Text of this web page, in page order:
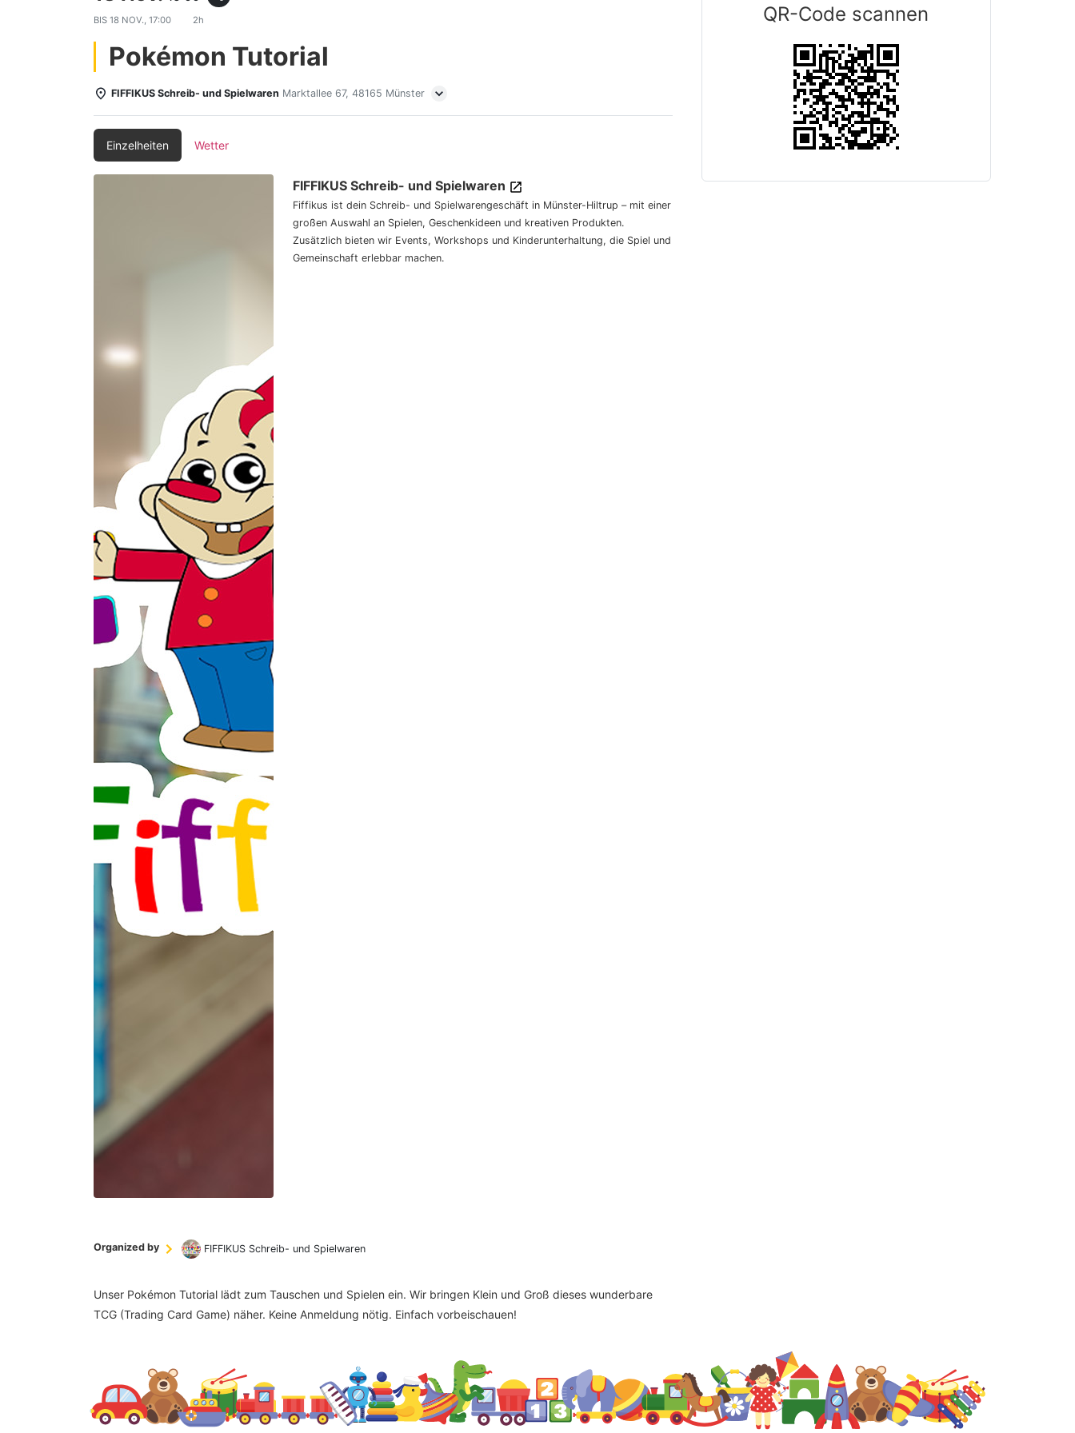
BIS 18 NOV., 17:00 2h
Pokémon Tutorial
FIFFIKUS Schreib- und Spielwaren Marktallee 67, 48165 Münster
Einzelheiten Wetter
FIFFIKUS Schreib- und Spielwaren
Fiffikus ist dein Schreib- und Spielwarengeschäft in Münster-Hiltrup – mit einer
großen Auswahl an Spielen, Geschenkideen und kreativen Produkten.
Zusätzlich bieten wir Events, Workshops und Kinderunterhaltung, die Spiel und
Gemeinschaft erlebbar machen.
Organized by FIFFIKUS Schreib- und Spielwaren
Unser Pokémon Tutorial lädt zum Tauschen und Spielen ein. Wir bringen Klein und Groß dieses wunderbare
TCG (Trading Card Game) näher. Keine Anmeldung nötig. Einfach vorbeischauen!
QR-Code scannen